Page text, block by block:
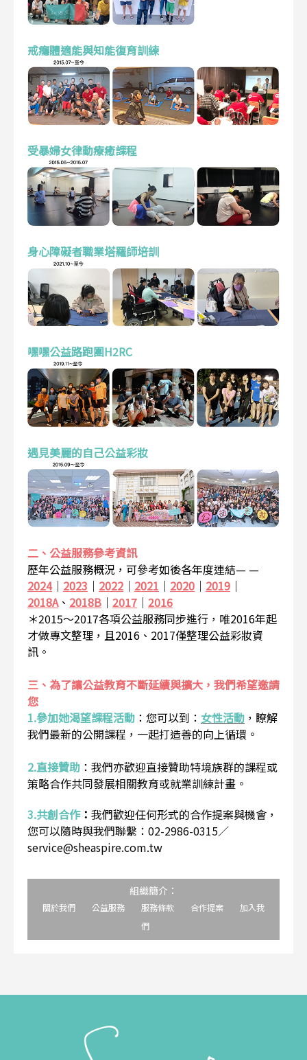
戒癮體適能與知能復育訓練
受暴婦女律動療癒課程
身心障礙者職業塔羅師培訓
嘿嘿公益路跑團H2RC
遇見美麗的自己公益彩妝
二、公益服務參考資訊
歷年公益服務概況，可參考如後各年度連結— —
2024｜ 2023 ｜ 2022 ｜ 2021 ｜ 2020 ｜ 2019 ｜
2018A、 2018B ｜ 2017 ｜ 2016
＊2015～2017各項公益服務同步進行，唯2016年起
才做專文整理，且2016、2017僅整理公益彩妝資
訊。
三、為了讓公益教育不斷延續與擴大，我們希望邀請
您
1.參加她渴望課程活動 ： 您可以到： 女性活動 ，瞭解
我們最新的公開課程，一起打造善的向上循環。
2.直接贊助 ： 我們亦歡迎直接贊助特境族群的課程或
策略合作共同發展相關教育或就業訓練計畫。
3.共創合作： 我們歡迎任何形式的合作提案與機會，
您可以隨時與我們聯繫：02-2986-0315／
service@sheaspire.com.tw
組織簡介：
關於我們 公益服務 服務條款 合作提案
加入我
們